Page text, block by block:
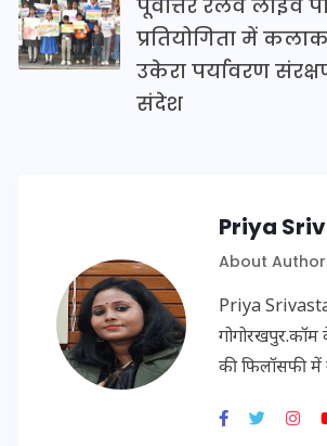
पूर्वोत्तर रेलवे लाइव
प्रतियोगिता में
उकेरा पर्यावरण
संदेश
Priya
About Author
Priya
की फिलॉसफी में
जिस कमरे में बिना
के बीते 4 साल, उसे
हुए बृजभूषण सिंह,
तपकर बना सोना